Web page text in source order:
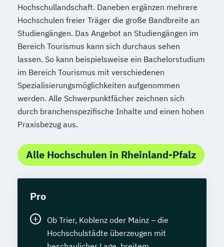
Hochschullandschaft. Daneben ergänzen mehrere
Hochschulen freier Träger die große Bandbreite an
Studiengängen. Das Angebot an Studiengängen im
Bereich Tourismus kann sich durchaus sehen
lassen. So kann beispielsweise ein Bachelorstudium
im Bereich Tourismus mit verschiedenen
Spezialisierungsmöglichkeiten aufgenommen
werden. Alle Schwerpunktfächer zeichnen sich
durch branchenspezifische Inhalte und einen hohen
Praxisbezug aus.
Alle Hochschulen in Rheinland-Pfalz
Pro
Ob Trier, Koblenz oder Mainz – die
Hochschulstädte überzeugen mit